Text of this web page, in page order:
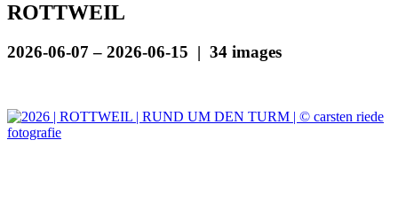
ROTTWEIL
2026-06-07 – 2026-06-15 | 34 images